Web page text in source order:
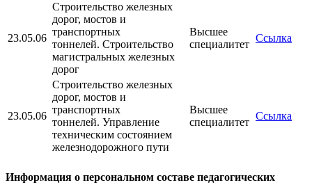
23.05.06
Строительство железных
дорог, мостов и
транспортных
тоннелей. Строительство
магистральных железных
дорог
Высшее
специалитет
Ссылка
23.05.06
Строительство железных
дорог, мостов и
транспортных
тоннелей. Управление
техническим состоянием
железнодорожного пути
Высшее
специалитет
Ссылка
Информация о персональном составе педагогических